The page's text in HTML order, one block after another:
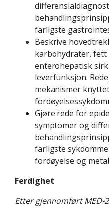
farligste
Beskrive
karbohydrater,
enterohepatisk
leverfunksjon.
mekanismer
Gjøre rede for
symptomer og
farligste
fordøyelse og
Ferdighet
Etter gjennomført MED-